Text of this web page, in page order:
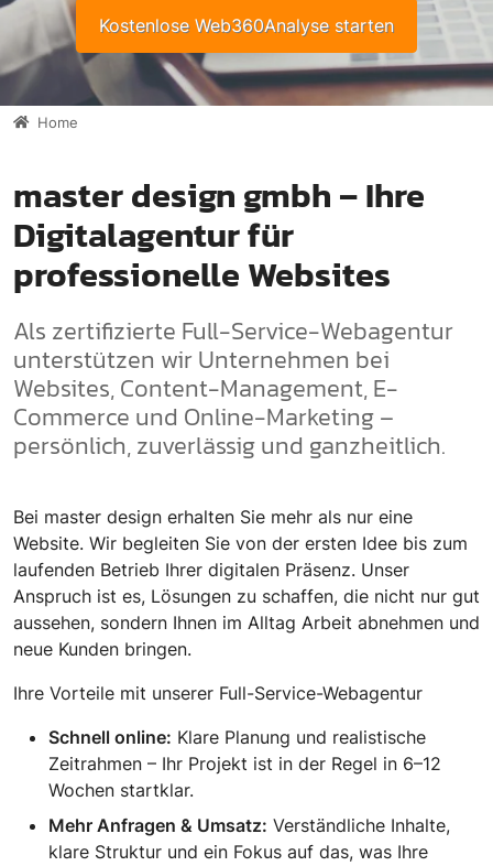
Kostenlose Web360Analyse starten
Home
master design gmbh – Ihre
Digitalagentur für
professionelle Websites
Als zertifizierte Full-Service-Webagentur
unterstützen wir Unternehmen bei
Websites, Content-Management, E-
Commerce und Online-Marketing –
persönlich, zuverlässig und ganzheitlich.
Bei master design erhalten Sie mehr als nur eine
Website. Wir begleiten Sie von der ersten Idee bis zum
laufenden Betrieb Ihrer digitalen Präsenz. Unser
Anspruch ist es, Lösungen zu schaffen, die nicht nur gut
aussehen, sondern Ihnen im Alltag Arbeit abnehmen und
neue Kunden bringen.
Ihre Vorteile mit unserer Full-Service-Webagentur
Schnell online: Klare Planung und realistische
Zeitrahmen – Ihr Projekt ist in der Regel in 6–12
Wochen startklar.
Mehr Anfragen & Umsatz: Verständliche Inhalte,
klare Struktur und ein Fokus auf das, was Ihre